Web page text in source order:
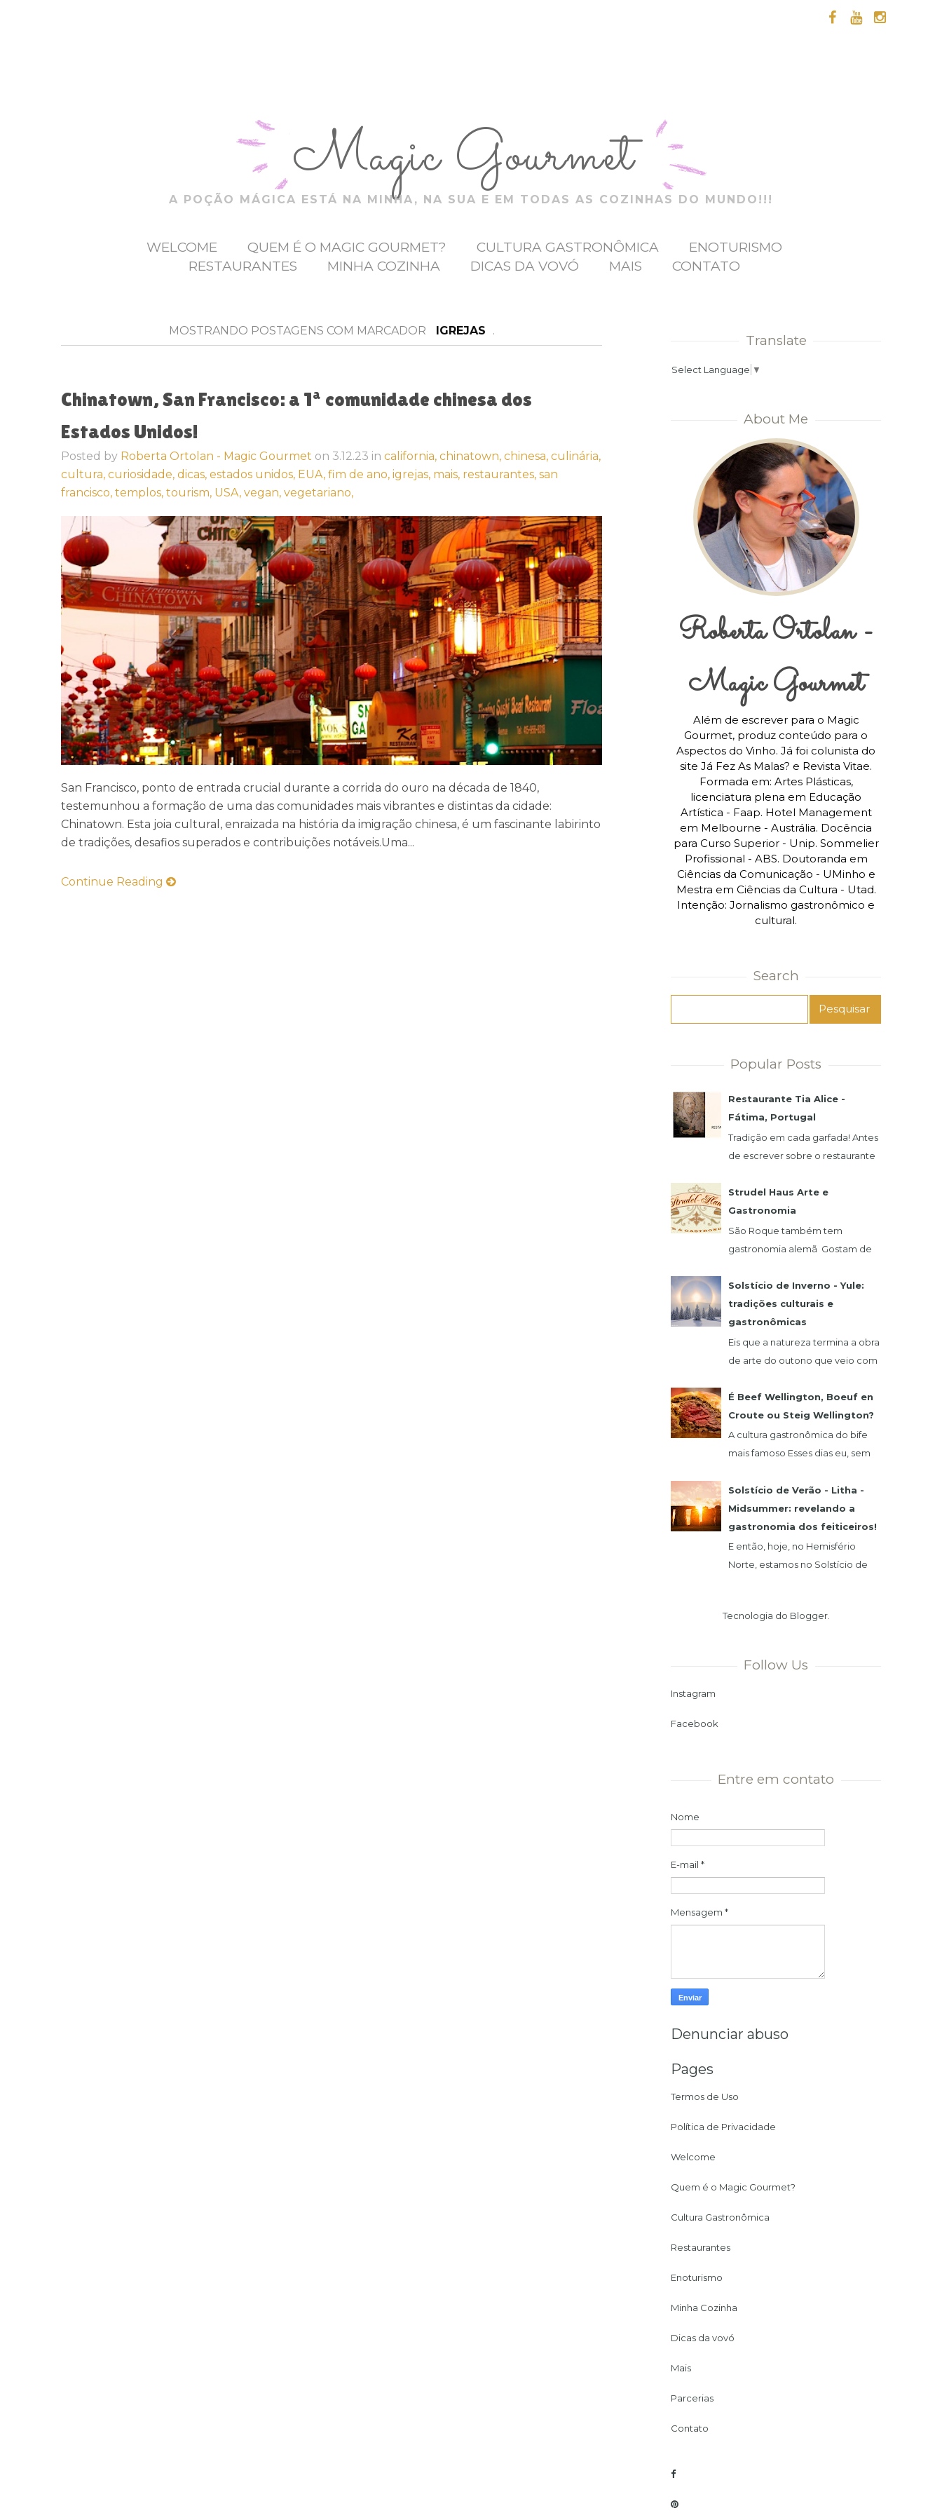
Magic Gourmet
A POÇÃO MÁGICA ESTÁ NA MINHA, NA SUA E EM TODAS AS COZINHAS DO MUNDO!!!
WELCOME QUEM É O MAGIC GOURMET? CULTURA GASTRONÔMICA
ENOTURISMO
RESTAURANTES
MINHA COZINHA DICAS DA VOVÓ MAIS CONTATO
MOSTRANDO POSTAGENS COM MARCADOR IGREJAS .
Chinatown, San Francisco: a 1ª comunidade chinesa dos
Estados Unidos!
Posted by Roberta Ortolan - Magic Gourmet on 3.12.23 in california, chinatown, chinesa, culinária,
cultura, curiosidade, dicas, estados unidos, EUA, fim de ano, igrejas, mais, restaurantes, san
francisco, templos, tourism, USA, vegan, vegetariano,
San Francisco, ponto de entrada crucial durante a corrida do ouro na década de 1840,
testemunhou a formação de uma das comunidades mais vibrantes e distintas da cidade:
Chinatown. Esta joia cultural, enraizada na história da imigração chinesa, é um fascinante labirinto
de tradições, desafios superados e contribuições notáveis.Uma...
Continue Reading
Translate
Select Language ▼
About Me
Roberta Ortolan -
Magic Gourmet
Além de escrever para o Magic
Gourmet, produz conteúdo para o
Aspectos do Vinho. Já foi colunista do
site Já Fez As Malas? e Revista Vitae.
Formada em: Artes Plásticas,
licenciatura plena em Educação
Artística - Faap. Hotel Management
em Melbourne - Austrália. Docência
para Curso Superior - Unip. Sommelier
Profissional - ABS. Doutoranda em
Ciências da Comunicação - UMinho e
Mestra em Ciências da Cultura - Utad.
Intenção: Jornalismo gastronômico e
cultural.
Search
Popular Posts
Restaurante Tia Alice -
Fátima, Portugal
Tradição em cada garfada! Antes
de escrever sobre o restaurante
agradecer imensamente pela
atenção de seu filho,...
Strudel Haus Arte e
Gastronomia
São Roque também tem
gastronomia alemã Gostam de
de um restaurante que fica na
região de São Roque, o qua...
Solstício de Inverno - Yule:
tradições culturais e
gastronômicas
Eis que a natureza termina a obra
de arte do outono que veio com
vermelho, laranja e amarelo. 21
de dezembro abre as...
É Beef Wellington, Boeuf en
Croute ou Steig Wellington?
A cultura gastronômica do bife
mais famoso Esses dias eu, sem
francês Claude Troisgros no qual
ele ensinava um a...
Solstício de Verão - Litha -
Midsummer: revelando a
gastronomia dos feiticeiros!
E então, hoje, no Hemisfério
Norte, estamos no Solstício de
do ano. Momento ...
Tecnologia do Blogger.
Follow Us
Instagram
Facebook
Entre em contato
Nome
E-mail *
Mensagem *
Denunciar abuso
Pages
Termos de Uso
Política de Privacidade
Welcome
Quem é o Magic Gourmet?
Cultura Gastronômica
Restaurantes
Enoturismo
Minha Cozinha
Dicas da vovó
Mais
Parcerias
Contato